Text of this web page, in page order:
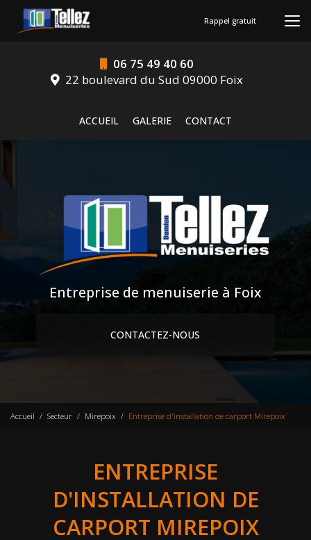
contenu
06 75 49 40 60
22 boulevard du Sud 09000 Foix
ACCUEIL
GALERIE CONTACT
Rappel gratuit
Entreprise de menuiserie à Foix
CONTACTEZ-NOUS
Accueil Secteur Mirepoix Entreprise d'installation de carport Mirepoix
ENTREPRISE
D'INSTALLATION DE
CARPORT MIREPOIX